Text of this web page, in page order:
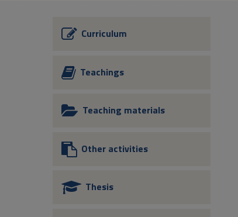
Curriculum
Teachings
Teaching materials
Other activities
Thesis